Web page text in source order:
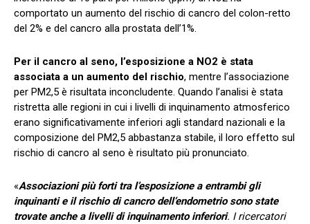
comportato un aumento del rischio di cancro del colon-retto
del 2% e del cancro alla prostata dell’1%.
Per il cancro al seno, l’esposizione a NO2 è stata
associata a un aumento del rischio, mentre l’associazione
per PM2,5 è risultata inconcludente. Quando l’analisi è stata
ristretta alle regioni in cui i livelli di inquinamento atmosferico
erano significativamente inferiori agli standard nazionali e la
composizione del PM2,5 abbastanza stabile, il loro effetto sul
rischio di cancro al seno è risultato più pronunciato.
«Associazioni più forti tra l’esposizione a entrambi gli
inquinanti e il rischio di cancro dell’endometrio sono state
trovate anche a livelli di inquinamento inferiori. I ricercatori